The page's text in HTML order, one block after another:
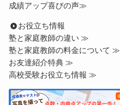
成績アップ喜びの声≫
お役立ち情報
塾と家庭教師の違い ≫
塾と家庭教師の料金について ≫
お友達紹介特典 ≫
高校受験お役立ち情報 ≫